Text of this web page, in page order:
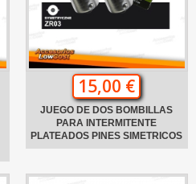
15,00 €
JUEGO DE DOS BOMBILLAS
PARA INTERMITENTE
PLATEADOS PINES SIMETRICOS